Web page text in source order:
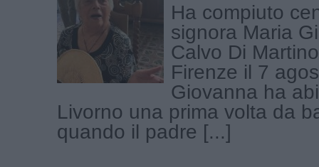
Ha compiuto
signora Maria
Calvo Di
Firenze il 7
Giovanna ha
Livorno una prima volta da
quando il padre [...]